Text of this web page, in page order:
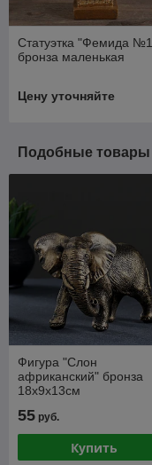
Статуэтка "Фемида
бронза маленькая
Цену уточняйте
Подобные товары
Фигура "Слон
африканский" бронза
18х9х13см
55 руб.
Купить